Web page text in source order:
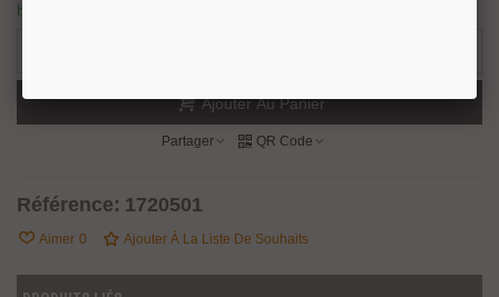
heures.
Ajouter Au Panier
Partager QR Code
Référence: 1720501
Aimer 0 Ajouter À La Liste De Souhaits